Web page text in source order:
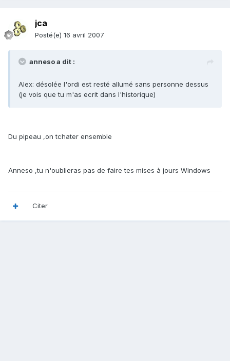
jca
Posté(e) 16 avril 2007
anneso a dit :
Alex: désolée l'ordi est resté allumé sans personne dessus
(je vois que tu m'as ecrit dans l'historique)
Du pipeau ,on tchater ensemble
Anneso ,tu n'oublieras pas de faire tes mises à jours Windows
Citer